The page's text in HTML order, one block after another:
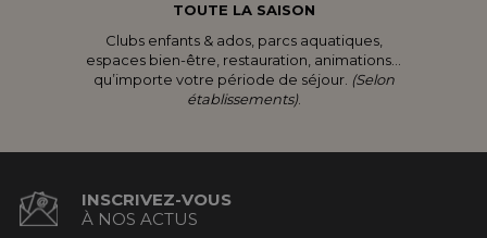
TOUTE LA SAISON
Clubs enfants & ados, parcs aquatiques,
espaces bien-être, restauration, animations...
qu’importe votre période de séjour. (Selon
établissements).
INSCRIVEZ-VOUS
À NOS ACTUS